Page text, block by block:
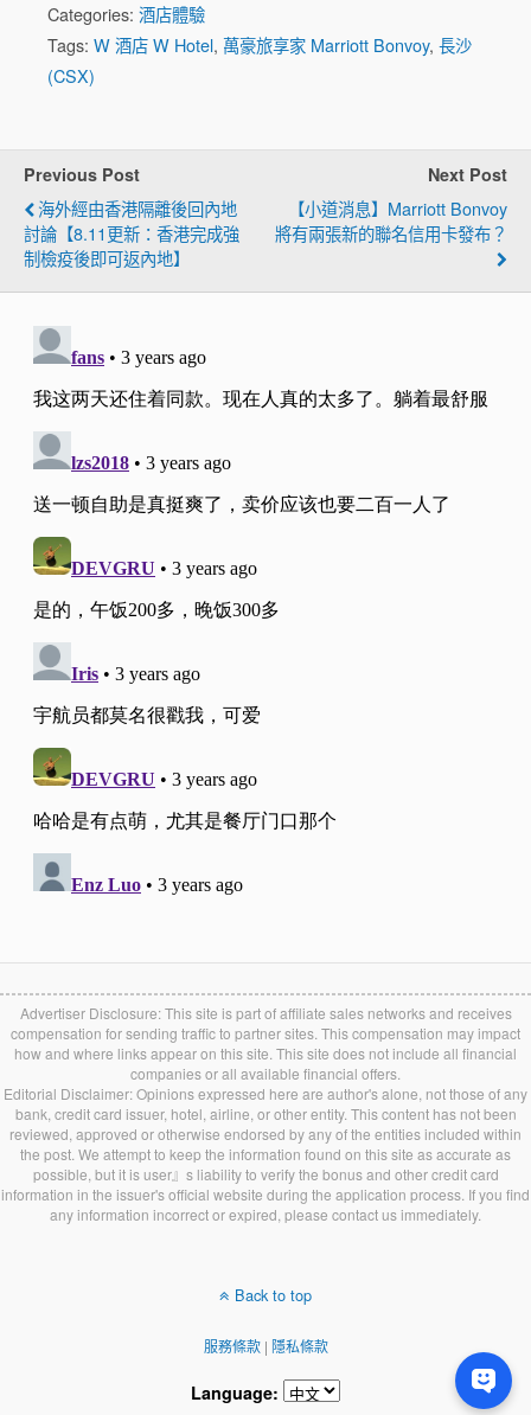
Categories: 酒店體驗
Tags: W 酒店 W Hotel, 萬豪旅享家 Marriott Bonvoy, 長沙
(CSX)
Previous Post
海外經由香港隔離後回內地
討論【8.11更新：香港完成強
制檢疫後即可返內地】
Next Post
【小道消息】Marriott Bonvoy
將有兩張新的聯名信用卡發布？
Advertiser Disclosure: This site is part of affiliate sales networks and receives
compensation for sending traffic to partner sites. This compensation may impact
how and where links appear on this site. This site does not include all financial
companies or all available financial offers.
Editorial Disclaimer: Opinions expressed here are author's alone, not those of any
bank, credit card issuer, hotel, airline, or other entity. This content has not been
reviewed, approved or otherwise endorsed by any of the entities included within
the post. We attempt to keep the information found on this site as accurate as
possible, but it is user』s liability to verify the bonus and other credit card
information in the issuer's official website during the application process. If you find
any information incorrect or expired, please contact us immediately.
Back to top
服務條款| 隱私條款
Language: